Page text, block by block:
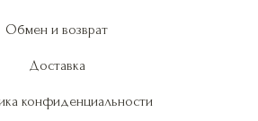
Обмен и возврат
Доставка
конфиденциальности